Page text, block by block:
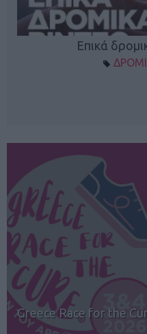
Επικά
12ος TUI Rhodes